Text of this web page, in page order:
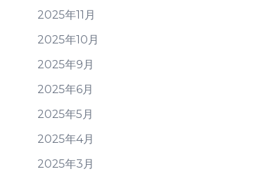
2025年11月
2025年10月
2025年9月
2025年6月
2025年5月
2025年4月
2025年3月